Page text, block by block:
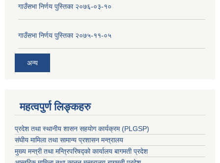
गाउँसभा निर्णय पुस्तिका २०७६-०३-१०
गाउँसभा निर्णय पुस्तिका २०७५-११-०५
अन्य
महत्वपुर्ण लिङ्कहरु
प्रदेश तथा स्थानीय शासन सहयाेग कार्यक्रम (PLGSP)
संघीय मामिला तथा सामान्य प्रशासन मन्त्रालय
मुख्य मन्त्री तथा मन्त्रिपरिषद्को कार्यालय बागमती प्रदेश